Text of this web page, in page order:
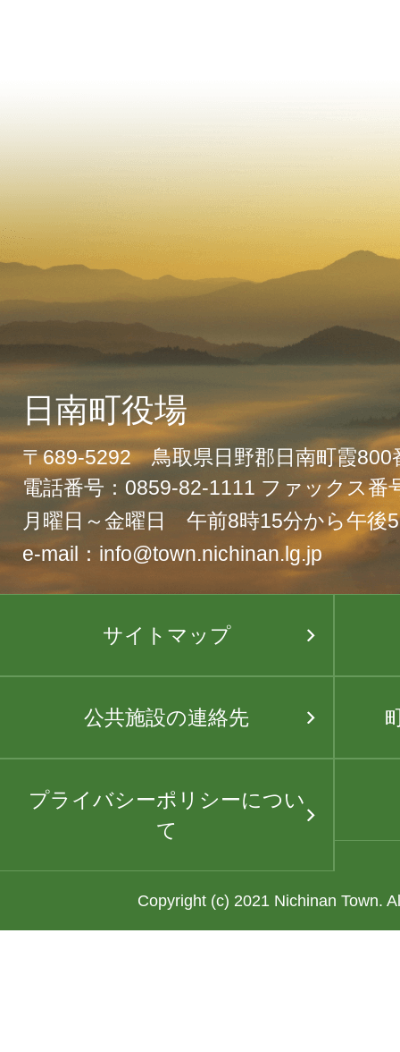
日南町役場
〒689-5292 鳥取県日野郡日南町霞800
電話番号：0859-82-1111 ファックス番
月曜日～金曜日 午前8時15分から午後
e-mail：info@town.nichinan.lg.jp
サイトマップ
公共施設の連絡先
プライバシーポリシーについ
て
Copyright (c) 2021 Nichinan Town.